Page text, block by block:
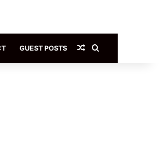
GUEST POSTS Article Aléatoire